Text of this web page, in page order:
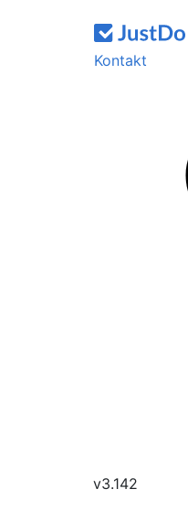
Kontakt
v3.142